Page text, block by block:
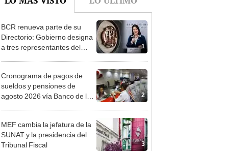
1
BCR renueva parte de su
Directorio: Gobierno designa
a tres representantes del
2
Cronograma de pagos de
sueldos y pensiones de
agosto 2026 vía Banco de la
3
MEF cambia la jefatura de la
SUNAT y la presidencia del
Tribunal Fiscal